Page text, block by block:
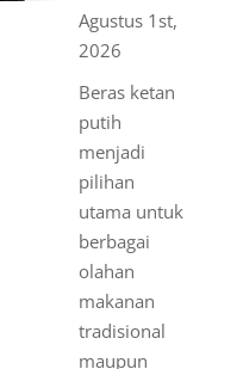
Agustus 1st,
2026
Beras ketan
putih
menjadi
pilihan
utama untuk
berbagai
olahan
makanan
tradisional
maupun